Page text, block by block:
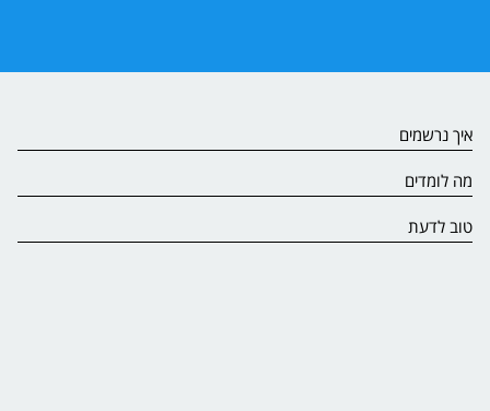
איך נרשמים
מה לומדים
טוב לדעת